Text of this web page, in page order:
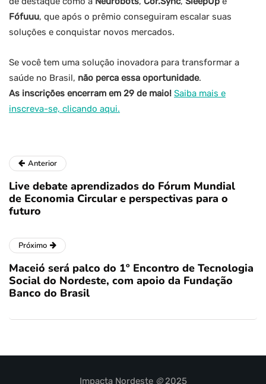
Fófuuu, que após o prêmio conseguiram escalar suas
soluções e conquistar novos mercados.
Se você tem uma solução inovadora para transformar a
saúde no Brasil, não perca essa oportunidade.
As inscrições encerram em 29 de maio! Saiba mais e
inscreva-se, clicando aqui.
Anterior
Live debate aprendizados do Fórum Mundial
de Economia Circular e perspectivas para o
futuro
Próximo
Maceió será palco do 1º Encontro de Tecnologia
Social do Nordeste, com apoio da Fundação
Banco do Brasil
Impacta Nordeste ©2025